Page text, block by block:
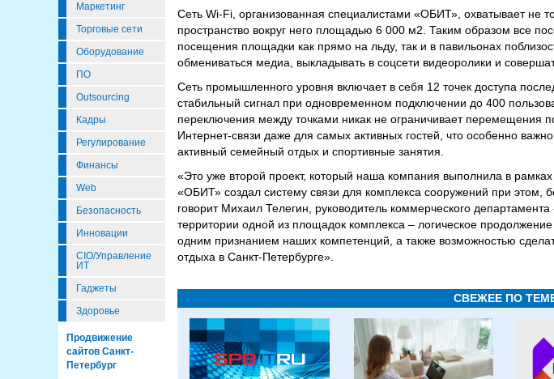
Маркетинг
Торговые сети
Оборудование
ПО
Outsourcing
Кадры
Регулирование
Финансы
Web
Безопасность
Инновации
CIO/Управление
ИТ
Гаджеты
Здоровье
Продвижение
сайтов Санкт-
Петербург
Сеть Wi-Fi, организованная специалистами «ОБИТ», охватывает не
пространство вокруг него площадью 6 000 м2. Таким образом все
посещения площадки как прямо на льду, так и в павильонах
обмениваться медиа, выкладывать в соцсети видеоролики и
Сеть промышленного уровня включает в себя 12 точек доступа
стабильный сигнал при одновременном подключении до 400
переключения между точками никак не ограничивает перемещения
Интернет-связи даже для самых активных гостей, что особенно
активный семейный отдых и спортивные занятия.
«Это уже второй проект, который наша компания выполнила в
«ОБИТ» создал систему связи для комплекса сооружений при этом,
говорит Михаил Телегин, руководитель коммерческого
территории одной из площадок комплекса – логическое
одним признанием наших компетенций, а также возможностью
отдыха в Санкт-Петербурге».
СВЕЖЕЕ ПО